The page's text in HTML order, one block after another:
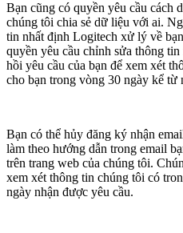
Bạn cũng có quyền yêu cầu cách
chúng tôi chia sẻ dữ liệu với ai.
tin nhất định Logitech xử lý về
quyền yêu cầu chỉnh sửa thông
hồi yêu cầu của bạn để xem xét
cho bạn trong vòng 30 ngày kể từ
Bạn có thể hủy đăng ký nhận
làm theo hướng dẫn trong email
trên trang web của chúng tôi.
xem xét thông tin chúng tôi có
ngày nhận được yêu cầu.